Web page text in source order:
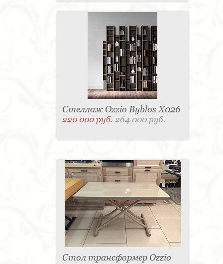
Стеллаж Ozzio Byblos X026
220 000 руб.264 000 руб.
Стол трансформер Ozzio